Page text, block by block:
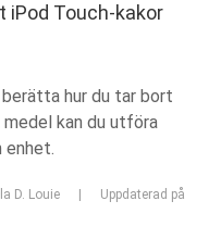
iPod Touch-kakor
hur du tar bort
kan du utföra
enhet.
D. Louie
Uppdaterad på